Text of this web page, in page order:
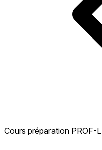
Cours préparation PROF-L